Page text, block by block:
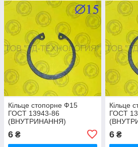
Кільце стопорне Ф15
ГОСТ 13943-86
(ВНУТРИНАННЯ)
6 ₴
Кільце
ГОСТ
6₴